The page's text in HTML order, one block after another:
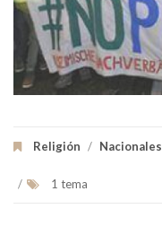
Religión / Nacionales
/ 1 tema